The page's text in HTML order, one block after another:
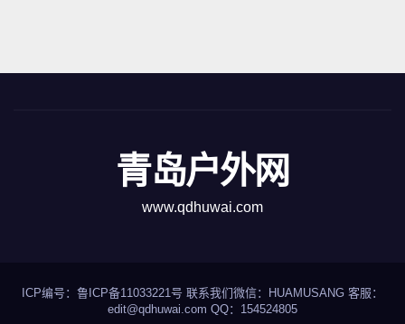
青岛户外网
www.qdhuwai.com
ICP编号： 鲁ICP备11033221号 联系我们微信：HUAMUSANG 客服：
edit@qdhuwai.com QQ： 154524805